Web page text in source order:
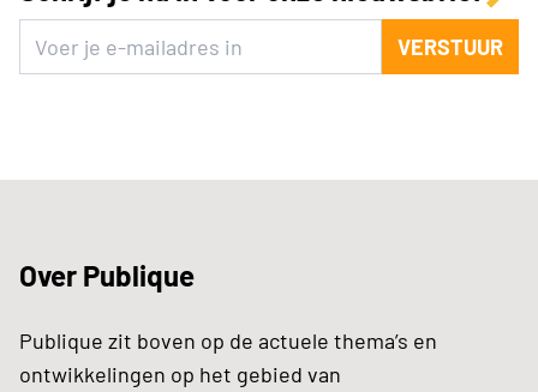
VERSTUUR
Over Publique
Publique zit boven op de actuele thema’s en
ontwikkelingen op het gebied van